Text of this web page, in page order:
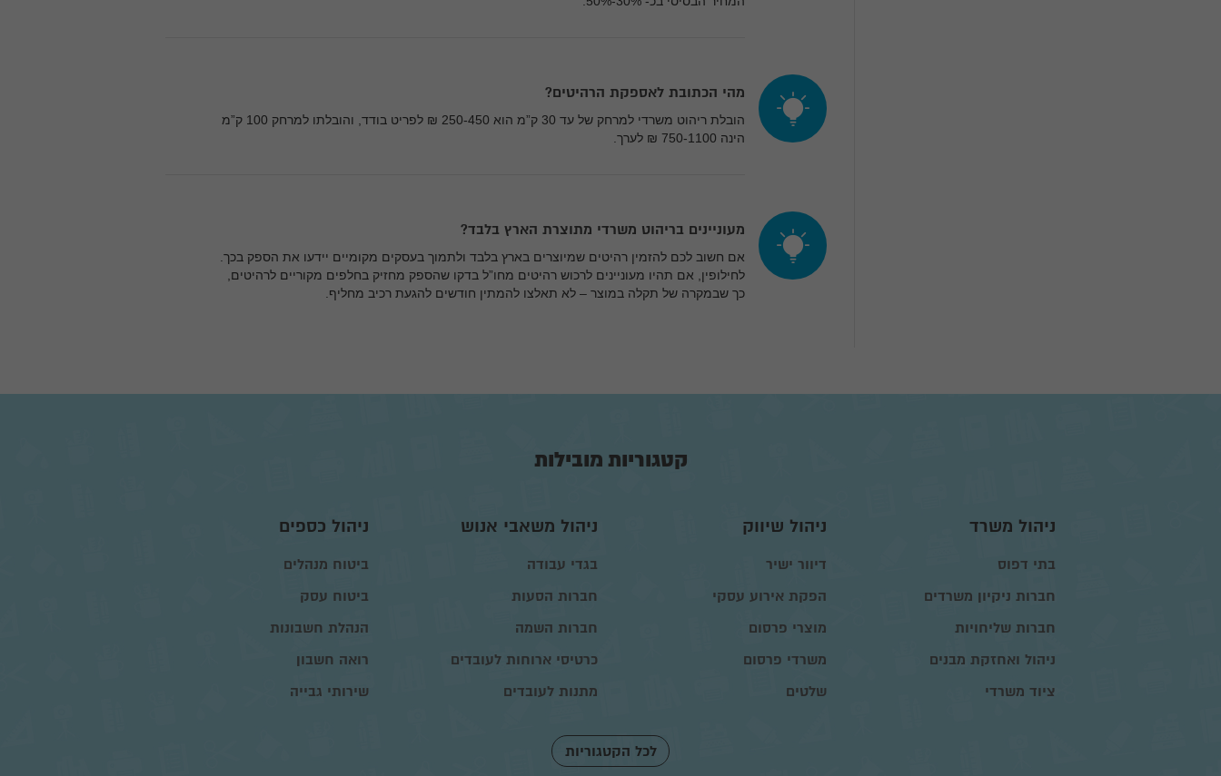
מהי הכתובת לאספקת הרהיטים?
הובלת ריהוט משרדי למרחק של עד 30 ק”מ הוא 250-450 ₪ לפריט בודד, והובלתו למרחק 100 ק”מ
הינה 750-1100 ₪ לערך.
מעוניינים בריהוט משרדי מתוצרת הארץ בלבד?
אם חשוב לכם להזמין רהיטים שמיוצרים בארץ בלבד ולתמוך בעסקים מקומיים יידעו את הספק בכך.
לחילופין, אם תהיו מעוניינים לרכוש רהיטים מחו”ל בדקו שהספק מחזיק בחלפים מקוריים לרהיטים,
כך שבמקרה של תקלה במוצר – לא תאלצו להמתין חודשים להגעת רכיב מחליף.
קטגוריות מובילות
ניהול משרד
בתי דפוס
חברות ניקיון משרדים
חברות שליחויות
ניהול ואחזקת מבנים
ציוד משרדי
ניהול שיווק
דיוור ישיר
הפקת אירוע עסקי
מוצרי פרסום
משרדי פרסום
שלטים
ניהול משאבי אנוש
בגדי עבודה
חברות הסעות
חברות השמה
כרטיסי ארוחות לעובדים
מתנות לעובדים
ניהול כספים
ביטוח מנהלים
ביטוח עסק
הנהלת חשבונות
רואה חשבון
שירותי גבייה
לכל הקטגוריות